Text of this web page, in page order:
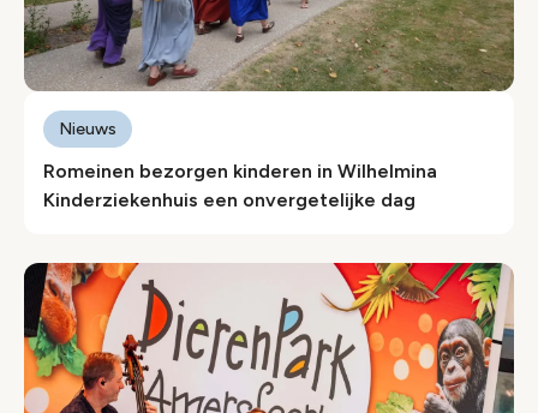
Romeinen bezorgen kinderen in Wilhelmina
Kinderziekenhuis een onvergetelijke dag
Nieuws